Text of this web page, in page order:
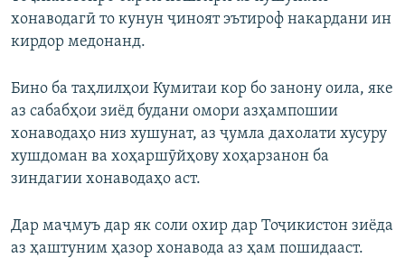
хонаводагӣ то кунун ҷиноят эътироф накардани ин
кирдор медонанд.
Бино ба таҳлилҳои Кумитаи кор бо занону оила, яке
аз сабабҳои зиёд будани омори азҳампошии
хонаводаҳо низ хушунат, аз ҷумла дахолати хусуру
хушдоман ва хоҳаршӯйҳову хоҳарзанон ба
зиндагии хонаводаҳо аст.
Дар маҷмуъ дар як соли охир дар Тоҷикистон зиёда
аз ҳаштуним ҳазор хонавода аз ҳам пошидааст.